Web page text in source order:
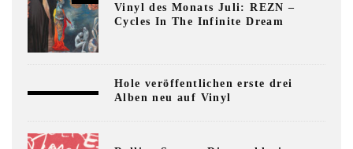
Vinyl des Monats Juli: REZN –
Cycles In The Infinite Dream
Hole veröffentlichen erste drei
Alben neu auf Vinyl